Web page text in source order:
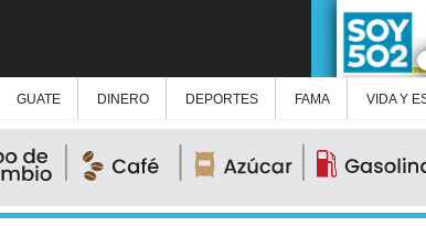
GUATE DINERO DEPORTES FAMA VIDA Y